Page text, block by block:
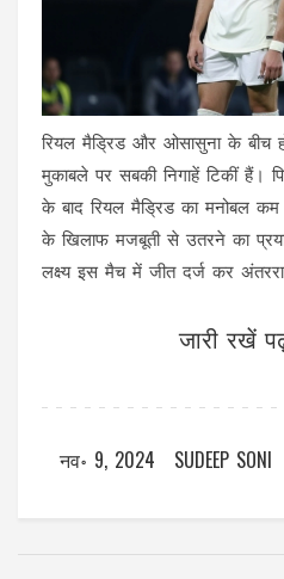
रियल मैड्रिड और ओसासुना के बीच
मुकाबले पर सबकी निगाहें टिकीं हैं।
के बाद रियल मैड्रिड का मनोबल
के खिलाफ मजबूती से उतरने का
लक्ष्य इस मैच में जीत दर्ज कर
6:30 बजे से GXR वर्ल्ड ऐप पर
जारी रखें
नव॰ 9, 2024 SUDEEP SONI